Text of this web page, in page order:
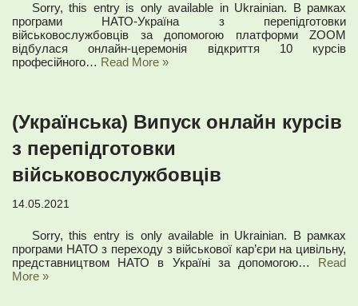
Sorry, this entry is only available in Ukrainian. В рамках
програми НАТО-Україна з перепідготовки
військовослужбовців за допомогою платформи ZOOM
відбулася онлайн-церемонія відкриття 10 курсів
професійного… Read More »
(Українська) Випуск онлайн курсів
з перепідготовки
військовослужбовців
14.05.2021
Sorry, this entry is only available in Ukrainian. В рамках
програми НАТО з переходу з військової кар’єри на цивільну,
представництвом НАТО в Україні за допомогою… Read
More »